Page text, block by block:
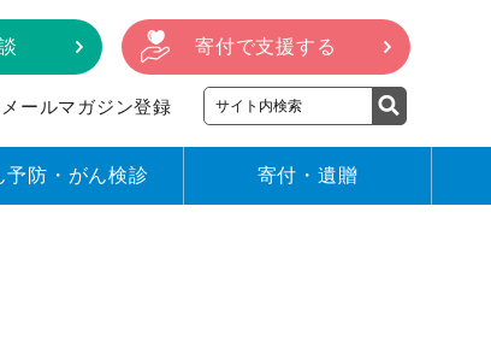
寄付で支援する
メールマガジン登録
予防・がん検診 寄付・遺贈